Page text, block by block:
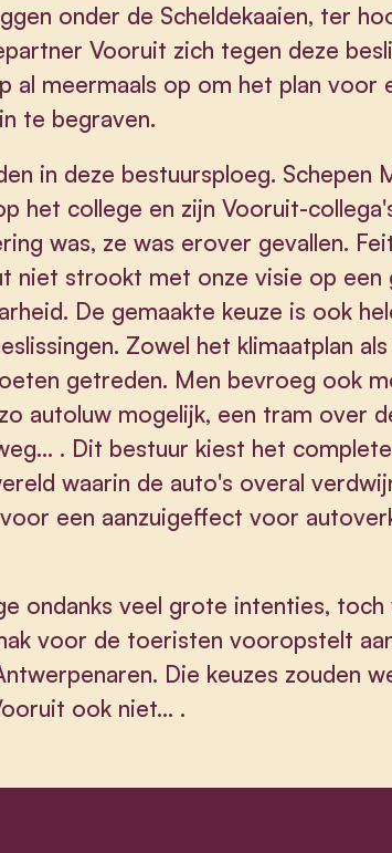
onder de Scheldekaaien, ter
Vooruit zich tegen deze
al meermaals op om het plan voor
te begraven.
in deze bestuursploeg. Schepen
het college en zijn Vooruit-
was, ze was erover gevallen.
niet strookt met onze visie op een
De gemaakte keuze is ook
Zowel het klimaatplan
getreden. Men bevroeg ook
autoluw mogelijk, een tram over
. Dit bestuur kiest het complete
waarin de auto's overal
een aanzuigeffect voor
ondanks veel grote intenties, toch
voor de toeristen vooropstelt
Die keuzes zouden
ook niet... .